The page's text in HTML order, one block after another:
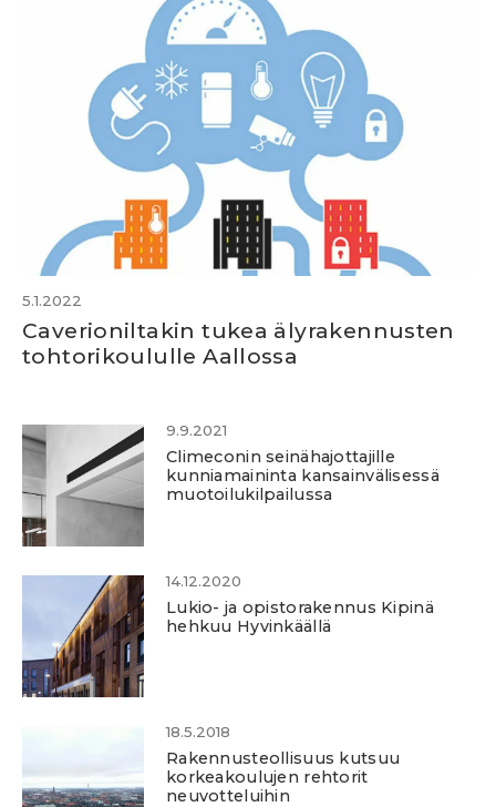
5.1.2022
Caverioniltakin tukea älyrakennusten
tohtorikoululle Aallossa
9.9.2021
Climeconin seinähajottajille
kunniamaininta kansainvälisessä
muotoilukilpailussa
14.12.2020
Lukio- ja opistorakennus Kipinä
hehkuu Hyvinkäällä
18.5.2018
Rakennusteollisuus kutsuu
korkeakoulujen rehtorit
neuvotteluihin